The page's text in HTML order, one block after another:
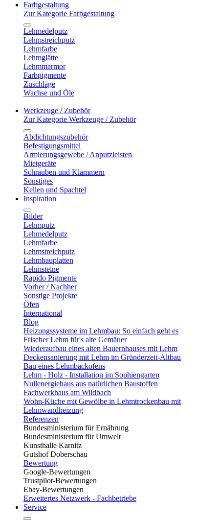
Farbgestaltung
Zur Kategorie Farbgestaltung
Lehmedelputz
Lehmstreichputz
Lehmfarbe
Lehmglätte
Lehmmarmor
Farbpigmente
Zuschläge
Wachse und Öle
Werkzeuge / Zubehör
Zur Kategorie Werkzeuge / Zubehör
Abdichtungszubehör
Befestigungsmittel
Armierungsgewebe / Anputzleisten
Mietgeräte
Schrauben und Klammern
Sonstiges
Kellen und Spachtel
Inspiration
Bilder
Lehmputz
Lehmedelputz
Lehmfarbe
Lehmstreichputz
Lehmbauplatten
Lehmsteine
Rapido Pigmente
Vorher / Nachher
Sonstige Projekte
Öfen
International
Blog
Heizungssysteme im Lehmbau: So einfach geht es
Frischer Lehm für's alte Gemäuer
Wiederaufbau eines alten Bauernhauses mit Lehm
Deckensanierung mit Lehm im Gründerzeit-Altbau
Bau eines Lehmbackofens
Lehm - Holz - Installation im Sophiengarten
Nullenergiehaus aus natürlichen Baustoffen
Fachwerkhaus am Wildbach
Wohn-Küche mit Gewölbe in Lehmtrockenbau mit
Lehmwandheizung
Referenzen
Bundesministerium für Ernährung
Bundesministerium für Umwelt
Kunsthalle Karnitz
Gutshof Doberschau
Bewertung
Google-Bewertungen
Trustpilot-Bewertungen
Ebay-Bewertungen
Erweitertes Netzwerk - Fachbetriebe
Service